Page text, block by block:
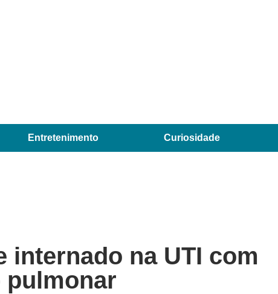
Entretenimento Curiosidade
internado na UTI com
pulmonar